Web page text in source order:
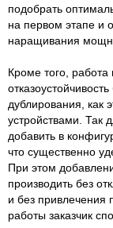
подобрать
на первом этапе и
наращивания
Кроме того,
дублирования, как
устройствами. Так
добавить в
что существенно
При этом
производить без
и без
работы заказчик